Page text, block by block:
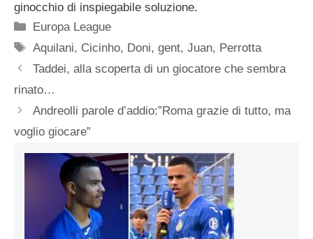
ginocchio di inspiegabile soluzione.
Categorie
Europa League
Tag
Aquilani, Cicinho, Doni,gent,Juan, Perrotta
Taddei, alla scoperta di un giocatore che sembra
rinato…
Andreolli parole d’addio:”Roma grazie di tutto, ma
voglio giocare”